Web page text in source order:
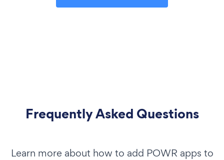
Frequently Asked Questions
Learn more about how to add POWR apps to